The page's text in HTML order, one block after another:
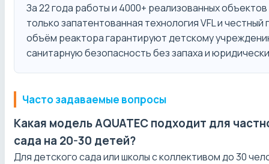
За 22 года работы и 4000+ реализованных
только запатентованная технология VFL и честный
объём реактора гарантируют детскому
санитарную безопасность без запаха и
Часто задаваемые вопросы
Какая модель AQUATEC подходит для
сада на 20-30 детей?
Для детского сада или школы с коллективом до 30